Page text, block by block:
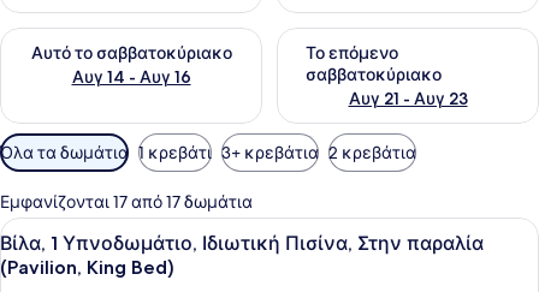
Αυτό το σαββατοκύριακο
Αυγ 14 - Αυγ 16
Έλεγχος διαθεσιμότητας για αυτό το σαββατοκύριακο Αυγ
Το επόμενο
σαββατοκύριακο
Αυγ 21 - Αυγ 23
Έλεγχος διαθεσιμότητας
Διαθέσιμα
φίλτρα
για
τα
δωμάτια
Όλα τα δωμάτια 1 κρεβάτι 3+ κρεβάτια 2 κρεβάτια
Εμφανίζονται 17 από 17 δωμάτια
Προβολή
όλων
των
Μια πισίνα άπειρου τύπου με
6
Βίλα, 1 Υπνοδωμάτιο, Ιδιωτική Πισίνα, Στην παραλία
(Pavilion, King Bed)